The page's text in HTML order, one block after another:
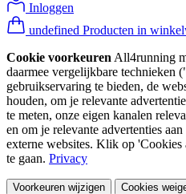
Inloggen
undefined Producten in
Cookie voorkeuren All4running
daarmee vergelijkbare technieken
gebruikservaring te bieden, de
houden, om je relevante
te meten, onze eigen kanalen
en om je relevante advertenties
externe websites. Klik op 'Cookies
te gaan. Privacy
Voorkeuren wijzigen Cookies